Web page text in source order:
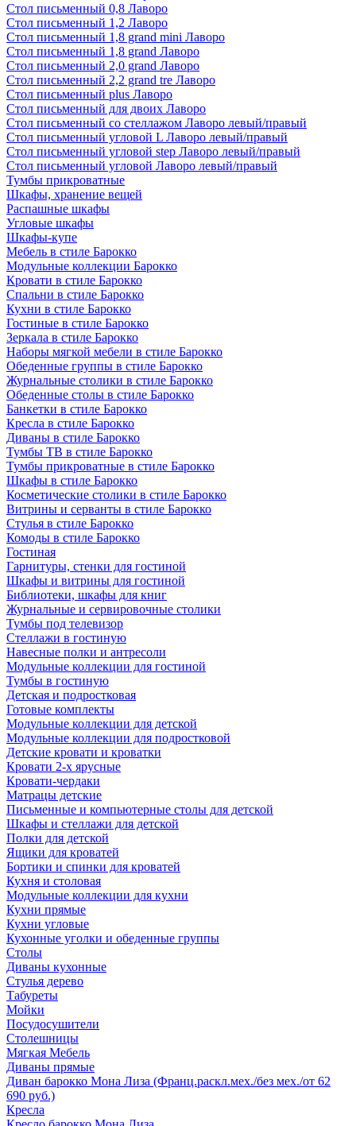
Стол письменный 0,8 Лаворо
Стол письменный 1,2 Лаворо
Стол письменный 1,8 grand mini Лаворо
Стол письменный 1,8 grand Лаворо
Стол письменный 2,0 grand Лаворо
Стол письменный 2,2 grand tre Лаворо
Стол письменный plus Лаворо
Стол письменный для двоих Лаворо
Стол письменный со стеллажом Лаворо левый/правый
Стол письменный угловой L Лаворо левый/правый
Стол письменный угловой step Лаворо левый/правый
Стол письменный угловой Лаворо левый/правый
Тумбы прикроватные
Шкафы, хранение вещей
Распашные шкафы
Угловые шкафы
Шкафы-купе
Мебель в стиле Барокко
Модульные коллекции Барокко
Кровати в стиле Барокко
Спальни в стиле Барокко
Кухни в стиле Барокко
Гостиные в стиле Барокко
Зеркала в стиле Барокко
Наборы мягкой мебели в стиле Барокко
Обеденные группы в стиле Барокко
Журнальные столики в стиле Барокко
Обеденные столы в стиле Барокко
Банкетки в стиле Барокко
Кресла в стиле Барокко
Диваны в стиле Барокко
Тумбы ТВ в стиле Барокко
Тумбы прикроватные в стиле Барокко
Шкафы в стиле Барокко
Косметические столики в стиле Барокко
Витрины и серванты в стиле Барокко
Стулья в стиле Барокко
Комоды в стиле Барокко
Гостиная
Гарнитуры, стенки для гостиной
Шкафы и витрины для гостиной
Библиотеки, шкафы для книг
Журнальные и сервировочные столики
Тумбы под телевизор
Стеллажи в гостиную
Навесные полки и антресоли
Модульные коллекции для гостиной
Тумбы в гостиную
Детская и подростковая
Готовые комплекты
Модульные коллекции для детской
Модульные коллекции для подростковой
Детские кровати и кроватки
Кровати 2-х ярусные
Кровати-чердаки
Матрацы детские
Письменные и компьютерные столы для детской
Шкафы и стеллажи для детской
Полки для детской
Ящики для кроватей
Бортики и спинки для кроватей
Кухня и столовая
Модульные коллекции для кухни
Кухни прямые
Кухни угловые
Кухонные уголки и обеденные группы
Столы
Диваны кухонные
Стулья дерево
Табуреты
Мойки
Посудосушители
Столешницы
Мягкая Мебель
Диваны прямые
Диван барокко Мона Лиза (Франц.раскл.мех./без мех./от 62
690 руб.)
Кресла